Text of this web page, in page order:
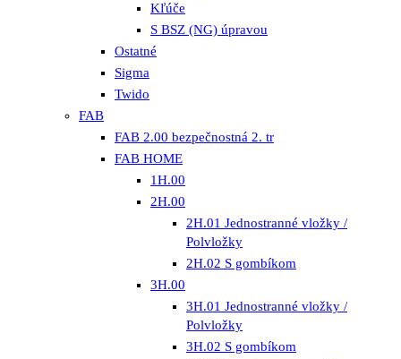
Kľúče
S BSZ (NG) úpravou
Ostatné
Sigma
Twido
FAB
FAB 2.00 bezpečnostná 2. tr
FAB HOME
1H.00
2H.00
2H.01 Jednostranné vložky /
Polvložky
2H.02 S gombíkom
3H.00
3H.01 Jednostranné vložky /
Polvložky
3H.02 S gombíkom